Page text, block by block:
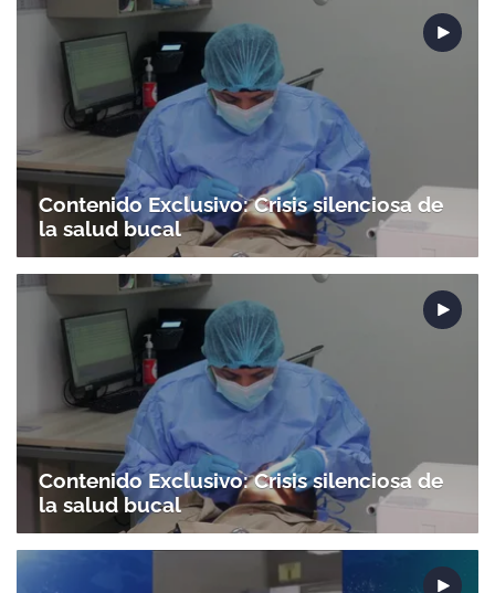
Contenido Exclusivo: Crisis silenciosa de
la salud bucal
Contenido Exclusivo: Crisis silenciosa de
la salud bucal